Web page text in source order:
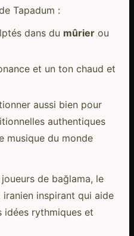
Tapadum :
dans du mûrierou
et un ton chaud et
aussi bien pour
authentiques
musique du monde
de bağlama, le
inspirant qui aide
idées rythmiques et